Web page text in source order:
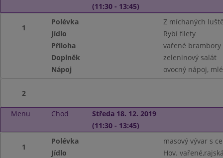
(11:30 - 13:45)
1
Polévka
Z míchaných
Jídlo
Rybí filety
Příloha
vařené brambory
Doplněk
zeleninový salát
Nápoj
ovocný nápoj,
2
Menu Chod
Středa 18. 12. 2019
(11:30 - 13:45)
1
Polévka
masový vývar s
Jídlo
Hov.